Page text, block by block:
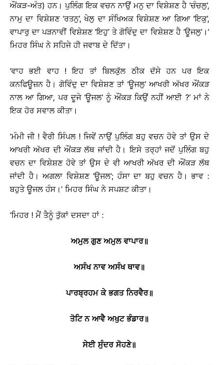
ਔਂਕੜ-ਅੰਤ) ਹਨ। ਪੁਲਿੰਗ ਇਕ ਵਚਨ ਨਾਉਂ ਮਨੁ ਦਾ ਵਿਸ਼ੇਸ਼ਣ ਹੈ ‘ਚੰਚਲੁ’,
ਨਾਮੁ ਦਾ ਵਿਸ਼ੇਸ਼ਣ ‘ਰਤਨੁ’, ਖੇਲੁ ਦਾ ਸੰਖਿਅਕ ਵਿਸ਼ੇਸ਼ਣ ਆ ਗਿਆ ‘ਇਕੁ’,
ਵਾਪਾਰੁ ਦਾ ਪੜਨਾਵੀਂ ਵਿਸ਼ੇਸ਼ਣ ‘ਇਹੁ’ ਤੇ ਗੋਵਿੰਦੁ ਦਾ ਵਿਸ਼ੇਸ਼ਣ ਹੈ ‘ਊਜਲੁ’।’
ਮਿਹਰ ਸਿੰਘ ਨੇ ਸਹਿਜੇ ਹੀ ਜਵਾਬ ਦੇ ਦਿੱਤਾ।
‘ਵਾਹ ਭਈ ਵਾਹ ! ਇਹ ਤਾਂ ਬਿਲਕੁੱਲ ਠੀਕ ਦੱਸੇ ਹਨ ਪਰ ਇਕ
ਕਨਫਿਊਜ਼ਨ ਹੈ। ਗੋਵਿੰਦੁ ਦਾ ਵਿਸ਼ੇਸ਼ਣ ਤਾਂ ‘ਊਜਲੁ’ ਆਖਰੀ ਅੱਖਰ ਔਂਕੜ
ਨਾਲ ਆ ਗਿਆ, ਪਰ ਦੂਜੇ ‘ਊਜਲ’ ਨੂੰ ਔਂਕੜ ਕਿਉਂ ਨਹੀਂ ਆਈ ?’ ਮਾਂ ਨੇ
ਇਕ ਹੋਰ ਸਵਾਲ ਕੀਤਾ।
‘ਮੰਮੀ ਜੀ ! ਵੈਰੀ ਸਿੰਪਲ ! ਜਿਵੇਂ ਨਾਉਂ ਪੁਲਿੰਗ ਬਹੁ ਵਚਨ ਹੋਵੇ ਤਾਂ ਉਸ ਦੇ
ਆਖਰੀ ਅੱਖਰ ਦੀ ਔਂਕੜ ਲੱਥ ਜਾਂਦੀ ਹੈ। ਇਸੇ ਤਰ੍ਹਾਂ ਜਦੋਂ ਪੁਲਿੰਗ ਬਹੁ
ਵਚਨ ਦਾ ਵਿਸ਼ੇਸ਼ਣ ਹੋਵੇ ਤਾਂ ਉਸ ਦੇ ਵੀ ਆਖਰੀ ਅੱਖਰ ਦੀ ਔਂਕੜ ਲੱਥ
ਜਾਂਦੀ ਹੈ। ਅਗਲਾ ਵਿਸ਼ੇਸ਼ਣ ‘ਊਜਲ’; ਹੰਸਾ ਦਾ ਬਹੁ ਵਚਨ ਹੈ। ਭਾਵ :
ਬਹੁਤੇ ਊਜਲ ਹੰਸ।’ ਮਿਹਰ ਸਿੰਘ ਨੇ ਸਪਸ਼ਟ ਕੀਤਾ।
‘ਮਿਹਰ ! ਮੈਂ ਤੈਨੂੰ ਤੁੱਕਾਂ ਦਸਦਾ ਹਾਂ :
ਅਮੁਲ ਗੁਣ ਅਮੁਲ ਵਾਪਾਰ॥
ਅਸੰਖ ਨਾਵ ਅਸੰਖ ਥਾਵ॥
ਪਾਰਬ੍ਰਹਮ ਕੇ ਭਗਤ ਨਿਰਵੈਰ॥
ਤੋਟਿ ਨ ਆਵੈ ਅਖੁਟ ਭੰਡਾਰ॥
ਸੇਈ ਸੁੰਦਰ ਸੋਹਣੇ॥